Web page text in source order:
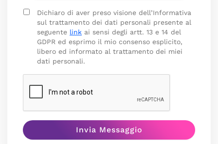
Dichiaro di aver preso visione dell’Informativa
sul trattamento dei dati personali presente al
seguente link ai sensi degli artt. 13 e 14 del
GDPR ed esprimo il mio consenso esplicito,
libero ed informato al trattamento dei miei
dati personali.